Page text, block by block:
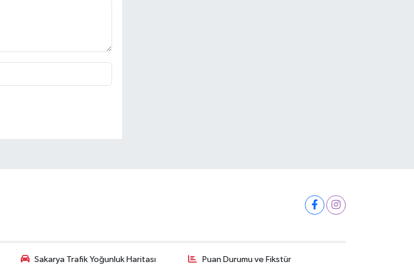
Sakarya Trafik Yoğunluk Haritası Puan Durumu ve Fikstür